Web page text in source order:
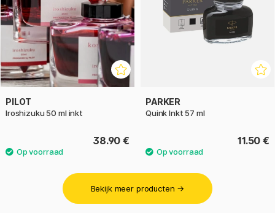
PILOT
Iroshizuku 50 ml inkt
38.90 €
PARKER
Quink Inkt 57 ml
11.50 €
Bekijk meer producten →